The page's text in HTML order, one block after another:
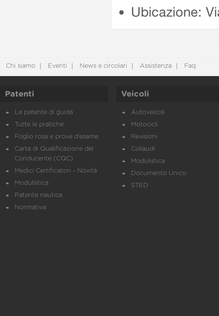
Ubicazione:
Chi siamo Eventi News e circolari Assistenza Faq
Patenti
La patente di guida
Tutte le pratiche
Foglio rosa e prove d’esame
Carta di Qualificazione del
Conducente (CQC)
Medici Certificatori - Novità
Modulistica
Patente nautica
Normativa
Veicoli
Autoveicoli
Motocicli
Revisioni
Collaudi
Modulistica
Documento Unico
STED